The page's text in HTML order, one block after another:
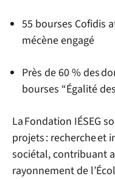
55 bourses Cofidis
mécène engagé
Près de 60 % des
bourses “Égalité
La Fondation IÉSEG
projets : rechercheet
sociétal, contribuant
rayonnement de